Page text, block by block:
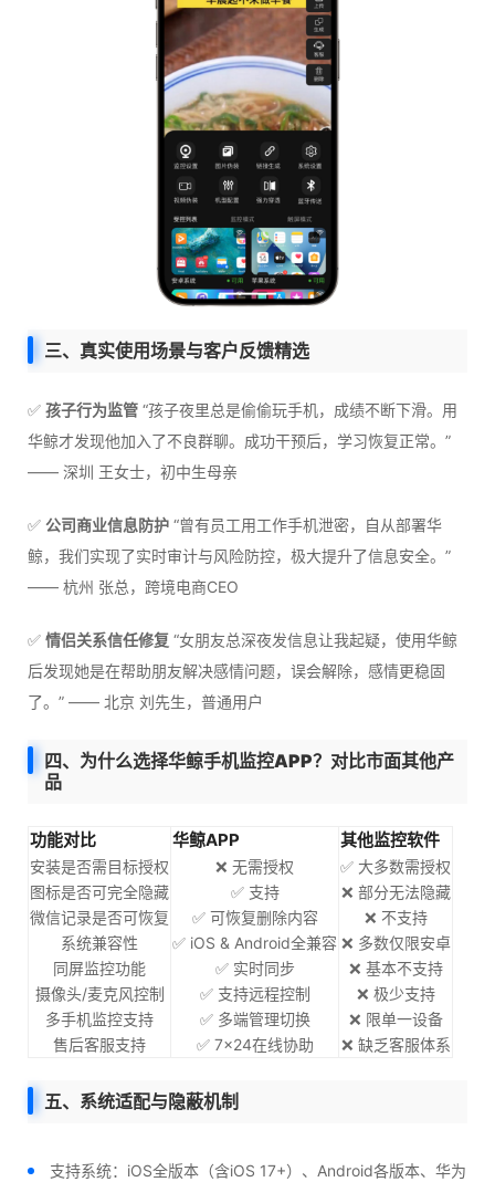
三、真实使用场景与客户反馈精选
✅ 孩子行为监管 “孩子夜里总是偷偷玩手机，成绩不断下滑。用
华鲸才发现他加入了不良群聊。成功干预后，学习恢复正常。”
—— 深圳 王女士，初中生母亲
✅ 公司商业信息防护 “曾有员工用工作手机泄密，自从部署华
鲸，我们实现了实时审计与风险防控，极大提升了信息安全。”
—— 杭州 张总，跨境电商CEO
✅ 情侣关系信任修复 “女朋友总深夜发信息让我起疑，使用华鲸
后发现她是在帮助朋友解决感情问题，误会解除，感情更稳固
了。” —— 北京 刘先生，普通用户
四、为什么选择华鲸手机监控APP？对比市面其他产
品
功能对比 华鲸APP 其他监控软件
安装是否需目标授权 ❌ 无需授权
✅ 大多数需授权
图标是否可完全隐藏
✅ 支持
❌ 部分无法隐藏
微信记录是否可恢复
✅ 可恢复删除内容
❌ 不支持
系统兼容性
✅ iOS & Android全兼容 ❌ 多数仅限安卓
同屏监控功能
✅ 实时同步
❌ 基本不支持
摄像头/麦克风控制
✅ 支持远程控制
❌ 极少支持
多手机监控支持
✅ 多端管理切换
❌ 限单一设备
售后客服支持
✅ 7×24在线协助 ❌ 缺乏客服体系
五、系统适配与隐蔽机制
支持系统：iOS全版本（含iOS 17+）、Android各版本、华为